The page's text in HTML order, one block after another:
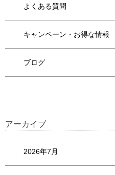
よくある質問
キャンペーン・お得な情報
ブログ
アーカイブ
2026年7月